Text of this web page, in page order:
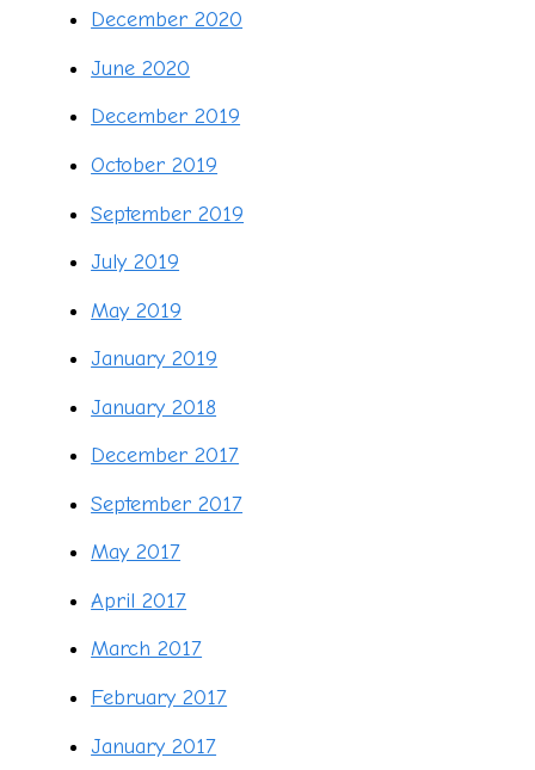
December 2020
June 2020
December 2019
October 2019
September 2019
July 2019
May 2019
January 2019
January 2018
December 2017
September 2017
May 2017
April 2017
March 2017
February 2017
January 2017